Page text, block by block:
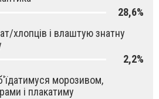
28,6%
хлопців і влаштую знатну
2,2%
морозивом,
і плакатиму